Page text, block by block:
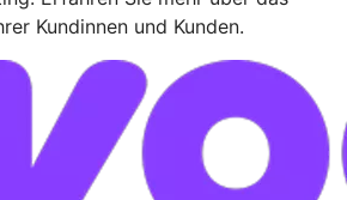
Kundinnen und Kunden.